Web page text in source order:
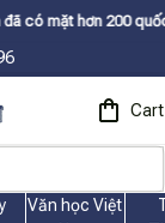
quốc gia như Mỹ,
Cart
Văn học Việt